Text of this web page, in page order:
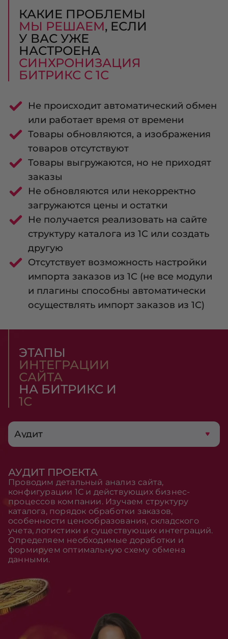
КАКИЕ ПРОБЛЕМЫ
МЫ РЕШАЕМ, ЕСЛИ
У ВАС УЖЕ
НАСТРОЕНА
СИНХРОНИЗАЦИЯ
БИТРИКС С 1С
Не происходит автоматический обмен
или работает время от времени
Товары обновляются, а изображения
товаров отсутствуют
Товары выгружаются, но не приходят
заказы
Не обновляются или некорректно
загружаются цены и остатки
Не получается реализовать на сайте
структуру каталога из 1С или создать
другую
Отсутствует возможность настройки
импорта заказов из 1С (не все модули
и плагины способны автоматически
осуществлять импорт заказов из 1С)
ЭТАПЫ
ИНТЕГРАЦИИ
САЙТА
НА БИТРИКС И
1С
Аудит
АУДИТ ПРОЕКТА
Проводим детальный анализ сайта,
конфигурации 1С и действующих бизнес-
процессов компании. Изучаем структуру
каталога, порядок обработки заказов,
особенности ценообразования, складского
учета, логистики и существующих интеграций.
Определяем необходимые доработки и
формируем оптимальную схему обмена
данными.